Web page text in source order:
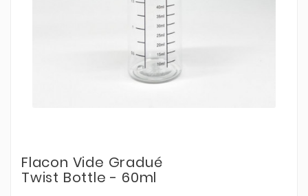
Flacon Vide Gradué
Twist Bottle - 60ml